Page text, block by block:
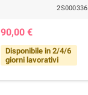
2S000336
90,00 €
Disponibile in 2/4/6
giorni lavorativi